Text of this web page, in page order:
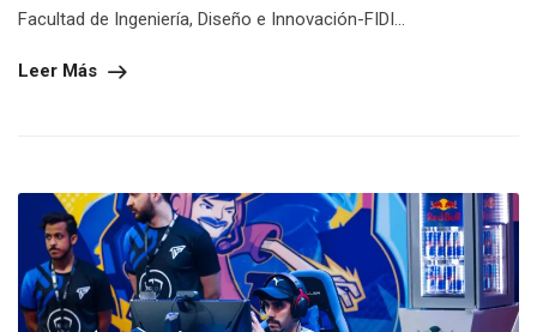
Facultad de Ingeniería, Diseño e Innovación-FIDI...
Leer Más